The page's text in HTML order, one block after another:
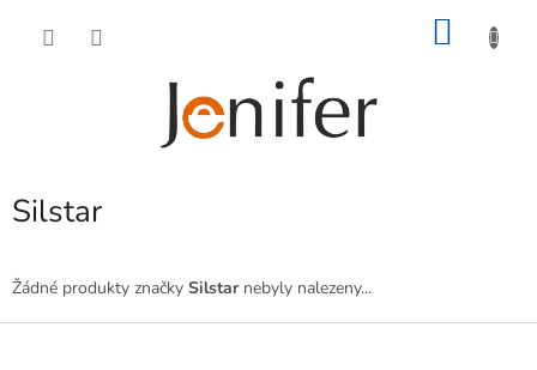
Silstar
Žádné produkty značky Silstarnebyly nalezeny...
Z